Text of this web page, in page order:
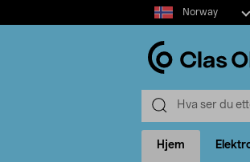
Select
market
Norway
Hjem